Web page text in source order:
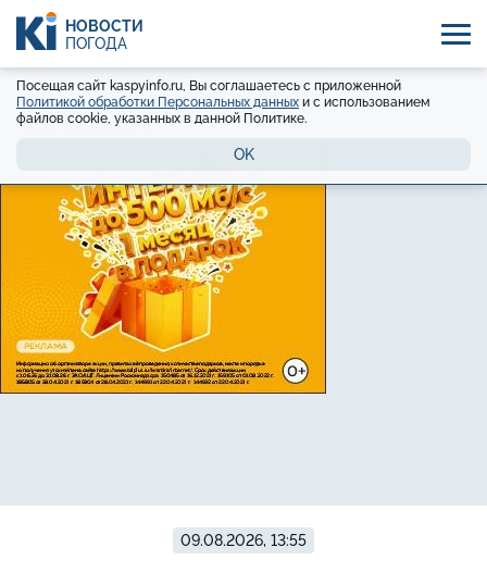
НОВОСТИ
ПОГОДА
Посещая сайт kaspyinfo.ru, Вы соглашаетесь с приложенной
Политикой обработки Персональных данных и с использованием
файлов cookie, указанных в данной Политике.
OK
09.08.2026, 13:55